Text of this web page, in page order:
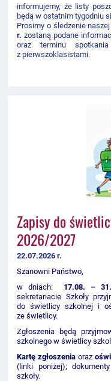
informujemy, że listy
będą w ostatnim tygodniu
Prosimy o śledzenie
r.zostaną podane
oraz terminu
z pierwszoklasistami.
Zapisy do
2026/2027
22.07.2026 r.
Szanowni Państwo,
w dniach: 17.08. –
sekretariacie Szkoły
do świetlicy szkolnej i
ze świetlicy.
Zgłoszenia będą
szkolnego w świetlicy
Kartę zgłoszenia oraz
(linki poniżej);
szkoły.